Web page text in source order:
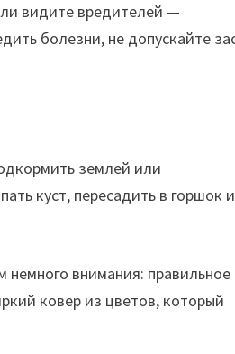
видите вредителей —
болезни, не допускайте
землей или
куст, пересадить в горшок и
внимания: правильное
ковер из цветов, который